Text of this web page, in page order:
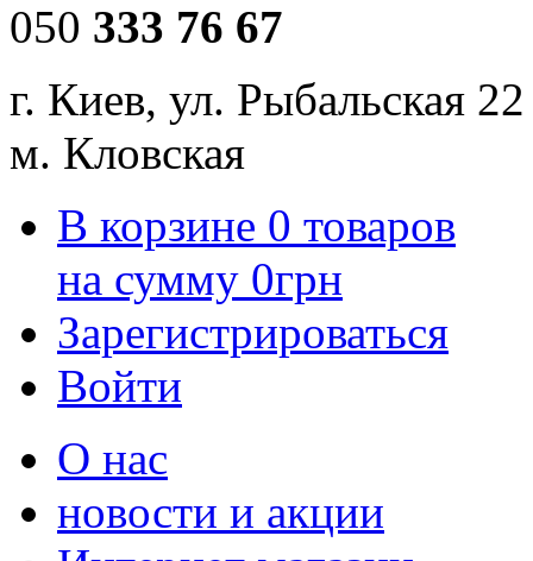
050 333 76 67
г. Киев, ул. Рыбальская 22
м. Кловская
В корзине 0 товаров
на сумму 0грн
Зарегистрироваться
Войти
О нас
новости и акции